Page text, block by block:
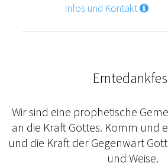
Infos und Kontakt
Wir sind eine prophetische
an die Kraft Gottes. Komm und
und die Kraft der Gegenwart
und Weise.